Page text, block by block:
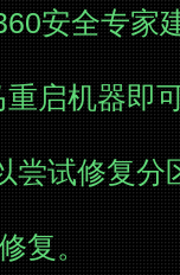
安全专家
启机器即
尝试修复分
复。